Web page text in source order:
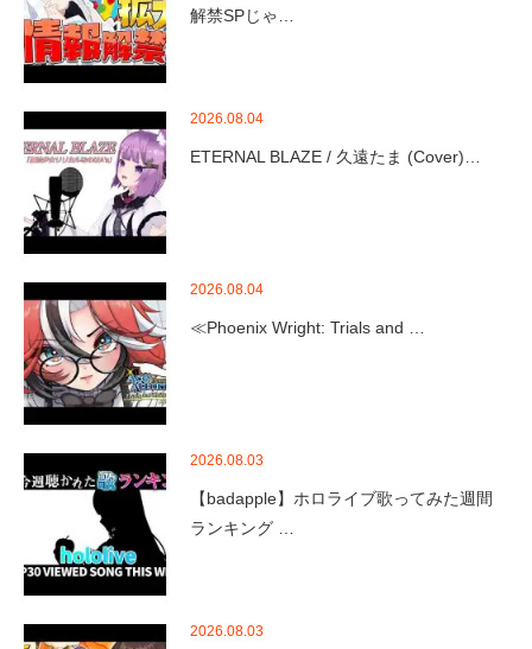
解禁SPじゃ…
2026.08.04
ETERNAL BLAZE / 久遠たま (Cover)…
2026.08.04
≪Phoenix Wright: Trials and …
2026.08.03
【badapple】ホロライブ歌ってみた週間
ランキング …
2026.08.03